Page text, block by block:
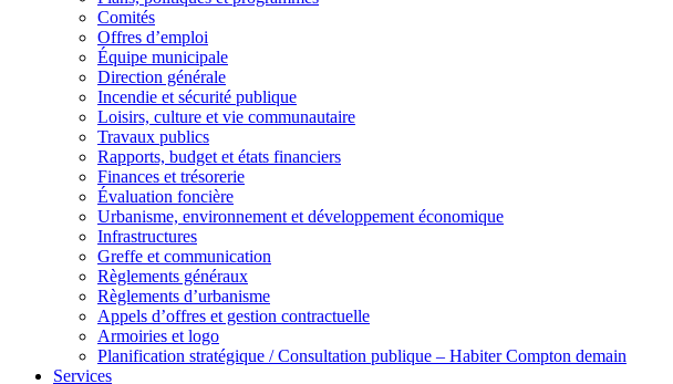
Comités
Offres d’emploi
Équipe municipale
Direction générale
Incendie et sécurité publique
Loisirs, culture et vie communautaire
Travaux publics
Rapports, budget et états financiers
Finances et trésorerie
Évaluation foncière
Urbanisme, environnement et développement économique
Infrastructures
Greffe et communication
Règlements généraux
Règlements d’urbanisme
Appels d’offres et gestion contractuelle
Armoiries et logo
Planification stratégique / Consultation publique – Habiter Compton demain
Services